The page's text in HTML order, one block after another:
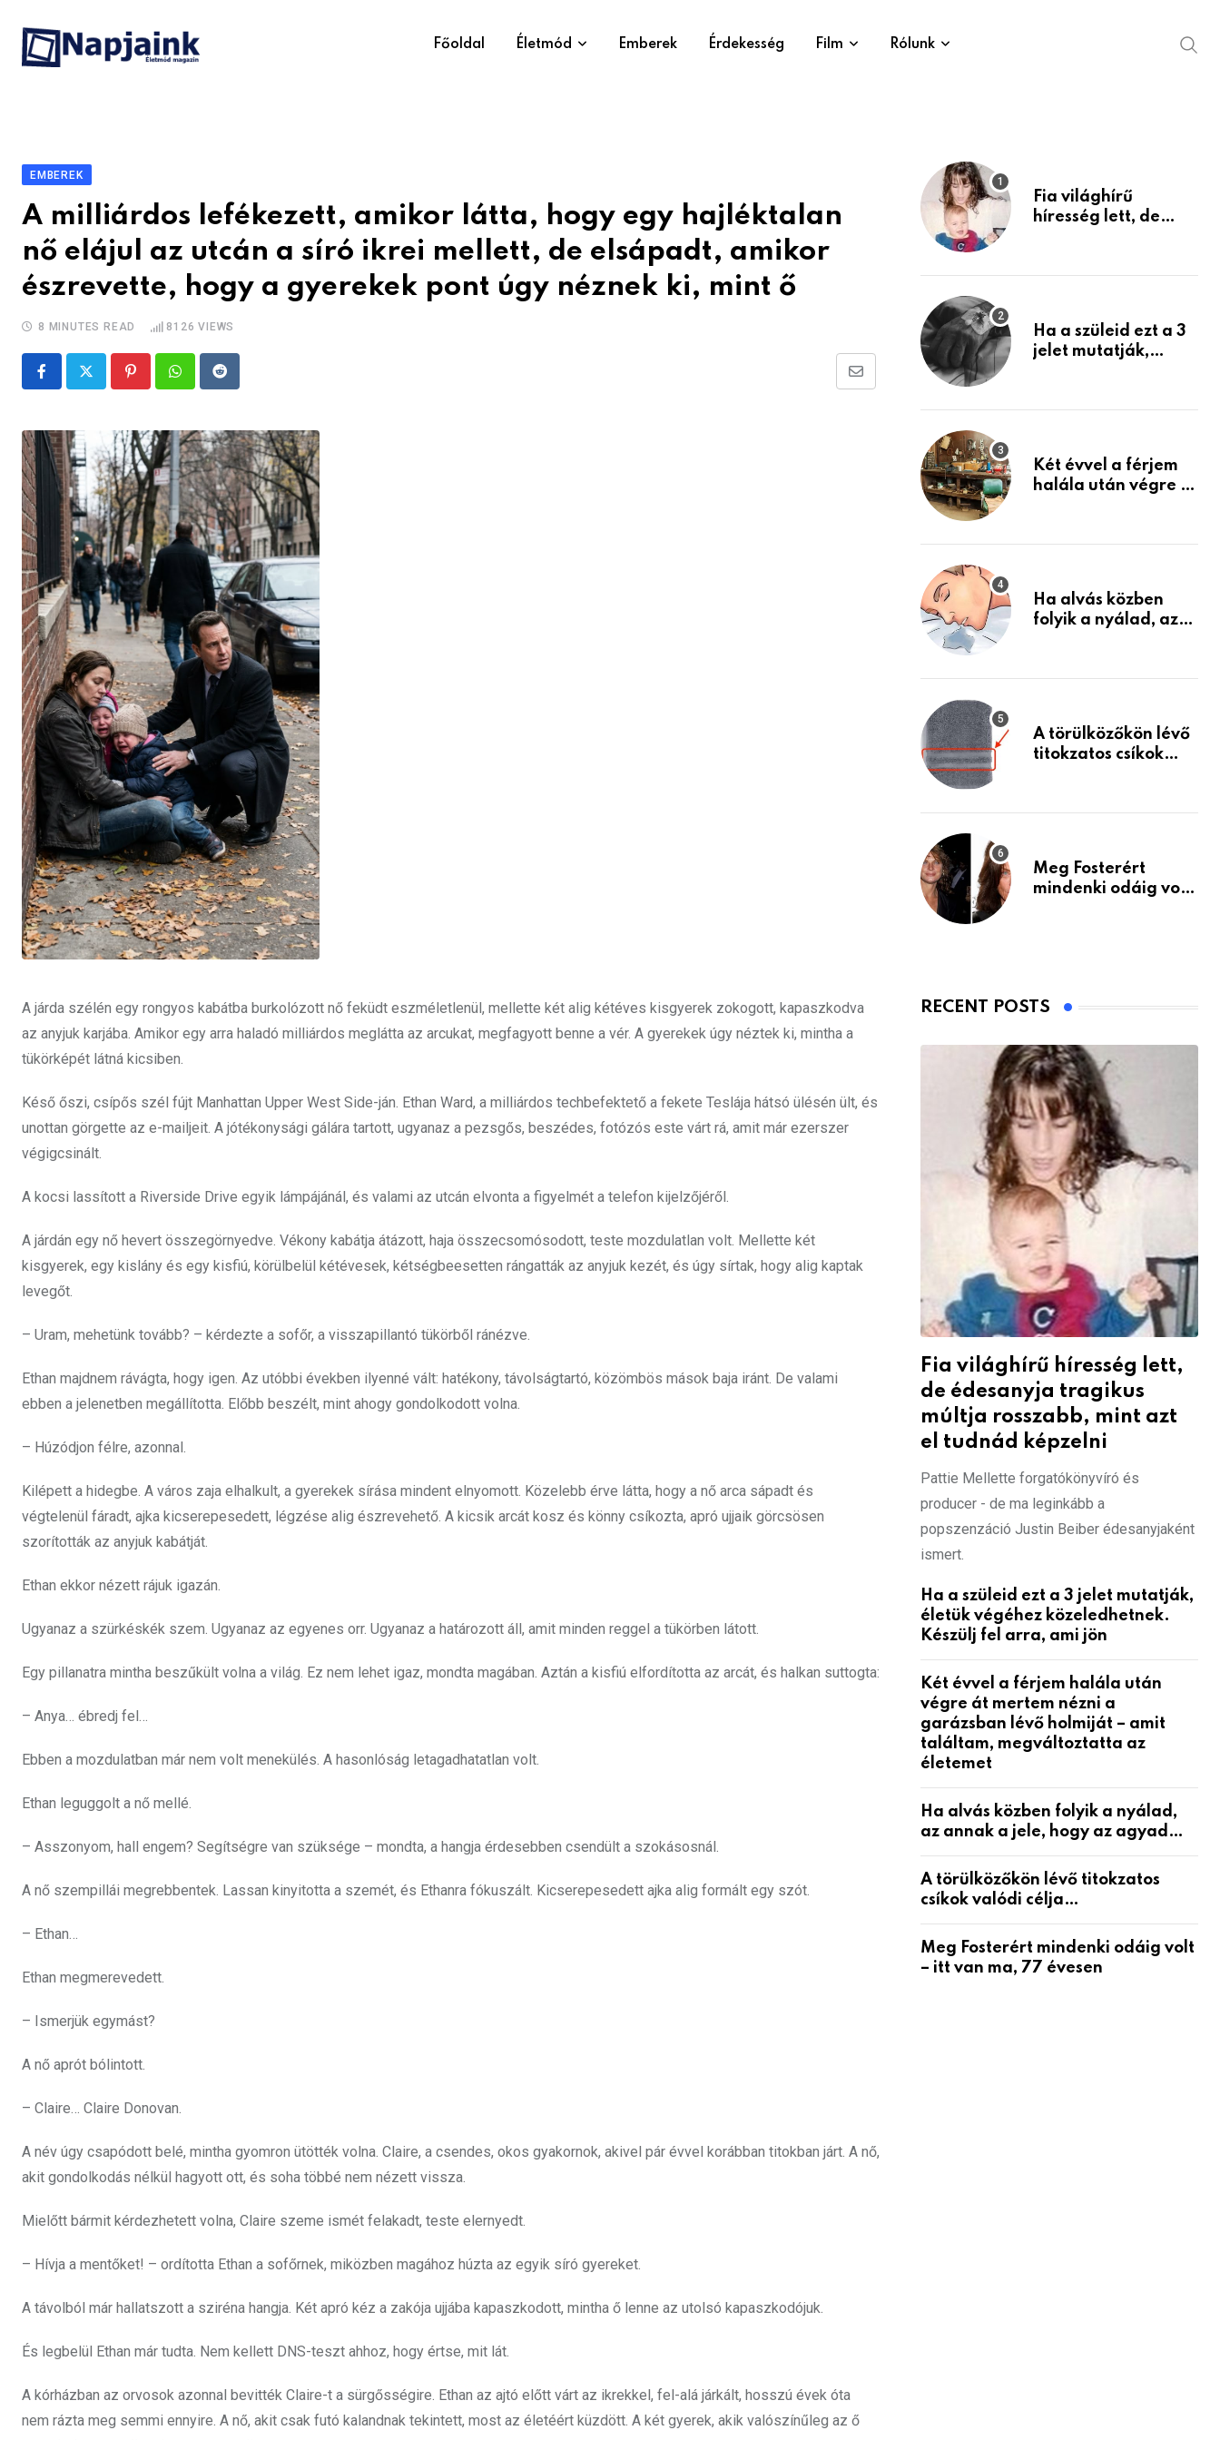
content
Főoldal Életmód Emberek Érdekesség Film Rólunk
EMBEREK
A milliárdos lefékezett, amikor látta, hogy egy hajléktalan
nő elájul az utcán a síró ikrei mellett, de elsápadt, amikor
észrevette, hogy a gyerekek pont úgy néznek ki, mint ő
8 MINUTES READ 8126 VIEWS
PinterestWhatsappReddit
Share
A járda szélén egy rongyos kabátba burkolózott nő feküdt eszméletlenül, mellette két alig kétéves kisgyerek zokogott, kapaszkodva
az anyjuk karjába. Amikor egy arra haladó milliárdos meglátta az arcukat, megfagyott benne a vér. A gyerekek úgy néztek ki, mintha a
tükörképét látná kicsiben.
Késő őszi, csípős szél fújt Manhattan Upper West Side-ján. Ethan Ward, a milliárdos techbefektető a fekete Teslája hátsó ülésén ült, és
unottan görgette az e-mailjeit. A jótékonysági gálára tartott, ugyanaz a pezsgős, beszédes, fotózós este várt rá, amit már ezerszer
végigcsinált.
A kocsi lassított a Riverside Drive egyik lámpájánál, és valami az utcán elvonta a figyelmét a telefon kijelzőjéről.
A járdán egy nő hevert összegörnyedve. Vékony kabátja átázott, haja összecsomósodott, teste mozdulatlan volt. Mellette két
kisgyerek, egy kislány és egy kisfiú, körülbelül kétévesek, kétségbeesetten rángatták az anyjuk kezét, és úgy sírtak, hogy alig kaptak
levegőt.
– Uram, mehetünk tovább? – kérdezte a sofőr, a visszapillantó tükörből ránézve.
Ethan majdnem rávágta, hogy igen. Az utóbbi években ilyenné vált: hatékony, távolságtartó, közömbös mások baja iránt. De valami
ebben a jelenetben megállította. Előbb beszélt, mint ahogy gondolkodott volna.
– Húzódjon félre, azonnal.
Kilépett a hidegbe. A város zaja elhalkult, a gyerekek sírása mindent elnyomott. Közelebb érve látta, hogy a nő arca sápadt és
végtelenül fáradt, ajka kicserepesedett, légzése alig észrevehető. A kicsik arcát kosz és könny csíkozta, apró ujjaik görcsösen
szorították az anyjuk kabátját.
Ethan ekkor nézett rájuk igazán.
Ugyanaz a szürkéskék szem. Ugyanaz az egyenes orr. Ugyanaz a határozott áll, amit minden reggel a tükörben látott.
Egy pillanatra mintha beszűkült volna a világ. Ez nem lehet igaz, mondta magában. Aztán a kisfiú elfordította az arcát, és halkan suttogta:
– Anya… ébredj fel…
Ebben a mozdulatban már nem volt menekülés. A hasonlóság letagadhatatlan volt.
Ethan leguggolt a nő mellé.
– Asszonyom, hall engem? Segítségre van szüksége – mondta, a hangja érdesebben csendült a szokásosnál.
A nő szempillái megrebbentek. Lassan kinyitotta a szemét, és Ethanra fókuszált. Kicserepesedett ajka alig formált egy szót.
– Ethan…
Ethan megmerevedett.
– Ismerjük egymást?
A nő aprót bólintott.
– Claire… Claire Donovan.
A név úgy csapódott belé, mintha gyomron ütötték volna. Claire, a csendes, okos gyakornok, akivel pár évvel korábban titokban járt. A nő,
akit gondolkodás nélkül hagyott ott, és soha többé nem nézett vissza.
Mielőtt bármit kérdezhetett volna, Claire szeme ismét felakadt, teste elernyedt.
– Hívja a mentőket! – ordította Ethan a sofőrnek, miközben magához húzta az egyik síró gyereket.
A távolból már hallatszott a sziréna hangja. Két apró kéz a zakója ujjába kapaszkodott, mintha ő lenne az utolsó kapaszkodójuk.
És legbelül Ethan már tudta. Nem kellett DNS-teszt ahhoz, hogy értse, mit lát.
A kórházban az orvosok azonnal bevitték Claire-t a sürgősségire. Ethan az ajtó előtt várt az ikrekkel, fel-alá járkált, hosszú évek óta
nem rázta meg semmi ennyire. A nő, akit csak futó kalandnak tekintett, most az életéért küzdött. A két gyerek, akik valószínűleg az ő
Fia világhírű
híresség lett, de
mint azt el tudnád
Ha a szüleid ezt a 3
jelet mutatják,
Készülj fel arra, ami
Két évvel a férjem
halála után végre át
holmiját – amit
életemet
Ha alvás közben
folyik a nyálad, az
A törülközőkön lévő
titokzatos csíkok
Meg Fosterért
mindenki odáig volt
RECENT POSTS
Fia világhírű híresség lett,
de édesanyja tragikus
múltja rosszabb, mint azt
el tudnád képzelni
Pattie Mellette forgatókönyvíró és
producer - de ma leginkább a
popszenzáció Justin Beiber édesanyjaként
ismert.
Ha a szüleid ezt a 3 jelet mutatják,
életük végéhez közeledhetnek.
Készülj fel arra, ami jön
Két évvel a férjem halála után
végre át mertem nézni a
garázsban lévő holmiját – amit
találtam, megváltoztatta az
életemet
Ha alvás közben folyik a nyálad,
az annak a jele, hogy az agyad…
A törülközőkön lévő titokzatos
csíkok valódi célja…
Meg Fosterért mindenki odáig volt
– itt van ma, 77 évesen